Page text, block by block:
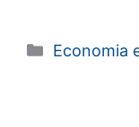
Categorie
Economia